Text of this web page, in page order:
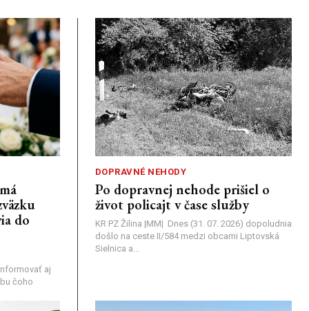
do
aj
čoho
DOPRAVNÉ NEHODY
Po dopravnej nehode prišiel o
život policajt v čase služby
KR PZ Žilina |MM| Dnes (31. 07. 2026) dopoludnia
došlo na ceste II/584 medzi obcami Liptovská
Sielnica a...